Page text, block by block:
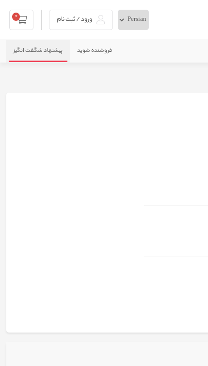
ورود / ثبت نام 0
فروشنده شوید پیشنهاد شگفت انگیز